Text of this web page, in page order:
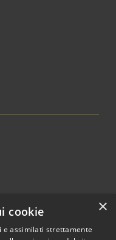
×
cookie
e assimilati strettamente